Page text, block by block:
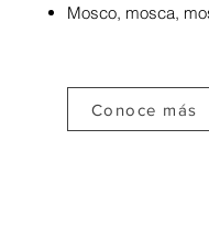
Mosco, mosca,
Conoce más